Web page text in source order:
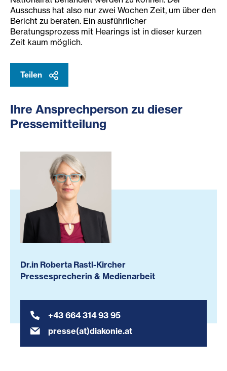
Ausschuss hat also nur zwei Wochen Zeit, um über den
Bericht zu beraten. Ein ausführlicher
Beratungsprozess mit Hearings ist in dieser kurzen
Zeit kaum möglich.
Teilen
Ihre Ansprechperson zu dieser
Pressemitteilung
Dr.in Roberta Rastl-Kircher
Pressesprecherin & Medienarbeit
+43 664 314 93 95
presse(at)diakonie.at